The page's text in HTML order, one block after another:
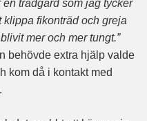
en trädgård som jag tycker
klippa fikonträd och greja
mer och mer tungt.”
behövde extra hjälp valde
kom då i kontakt med